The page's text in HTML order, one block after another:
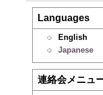
Languages
English
Japanese
連絡会メニュ